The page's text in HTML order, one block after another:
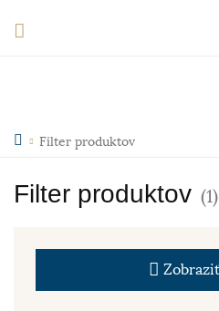
Filter produktov
Filter produktov (1)
Zobraziť